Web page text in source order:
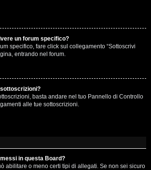
un forum specifico?
specifico, fare click sul collegamento “Sottoscrivi
entrando nel forum.
basta andare nel tuo Pannello di Controllo
alle tue sottoscrizioni.
in questa Board?
abilitare o meno certi tipi di allegati. Se non sei sicuro